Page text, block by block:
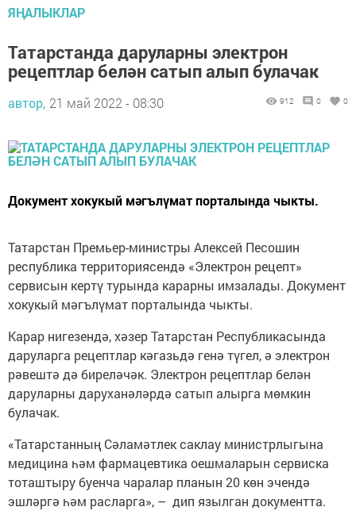
ЯҢАЛЫКЛАР
Татарстанда даруларны электрон
рецептлар белән сатып алып булачак
автор, 21 май 2022 - 08:30 912 0 0
Документ хокукый мәгълүмат порталында чыкты.
Татарстан Премьер-министры Алексей Песошин
республика территориясендә «Электрон рецепт»
сервисын кертү турында карарны имзалады. Документ
хокукый мәгълүмат порталында чыкты.
Карар нигезендә, хәзер Татарстан Республикасында
даруларга рецептлар кәгазьдә генә түгел, ә электрон
рәвештә дә биреләчәк. Электрон рецептлар белән
даруларны даруханәләрдә сатып алырга мөмкин
булачак.
«Татарстанның Сәламәтлек саклау министрлыгына
медицина һәм фармацевтика оешмаларын сервиска
тоташтыру буенча чаралар планын 20 көн эчендә
эшләргә һәм расларга», – дип язылган документта.